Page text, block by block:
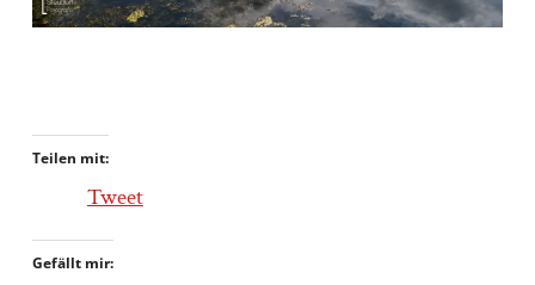
Teilen mit:
Tweet
Gefällt mir: